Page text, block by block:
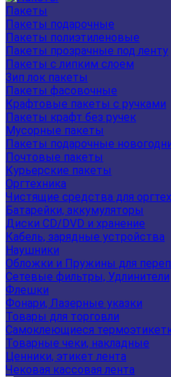
Пакеты
Пакеты подарочные
Пакеты полиэтиленовые
Пакеты прозрачные под ленту
Пакеты с липким слоем
Зип лок пакеты
Пакеты фасовочные
Крафтовые пакеты с ручками
Пакеты крафт без ручек
Мусорные пакеты
Пакеты подарочные
Почтовые пакеты
Курьерские пакеты
Оргтехника
Чистящие средства для
Батарейки, аккумуляторы
Диски CD/DVD и хранение
Кабель, зарядные устройства
Наушники
Обложки и Пружины для
Сетевые фильтры, Удлинители
Флешки
Фонари, Лазерные указки
Товары для торговли
Самоклеющиеся
Товарные чеки, накладные
Ценники, этикет лента
Чековая кассовая лента